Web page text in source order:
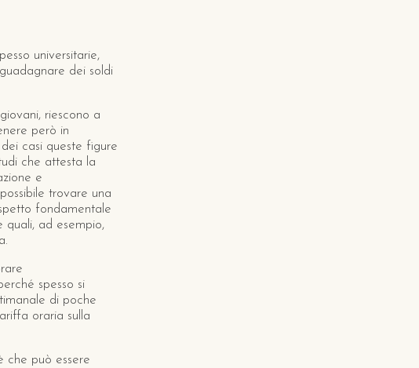
universitarie,
dei soldi
riescono a
però in
casi queste figure
che attesta la
e
trovare una
fondamentale
quali, ad esempio,
spesso si
di poche
oraria sulla
che può essere